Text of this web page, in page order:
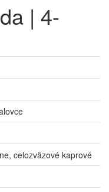
| 4-
celozväzové kaprové